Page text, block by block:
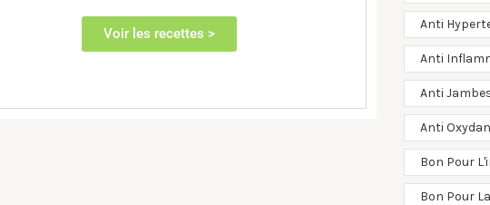
Voir les recettes >
Anti
Anti
Anti
Anti
Bon Pour
Bon Pour